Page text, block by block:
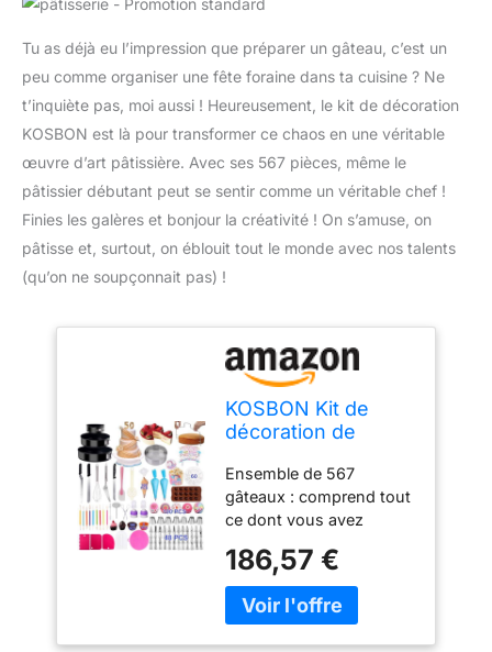
Tu as déjà eu l’impression que préparer un gâteau, c’est un
peu comme organiser une fête foraine dans ta cuisine ? Ne
t’inquiète pas, moi aussi ! Heureusement, le kit de décoration
KOSBON est là pour transformer ce chaos en une véritable
œuvre d’art pâtissière. Avec ses 567 pièces, même le
pâtissier débutant peut se sentir comme un véritable chef !
Finies les galères et bonjour la créativité ! On s’amuse, on
pâtisse et, surtout, on éblouit tout le monde avec nos talents
(qu’on ne soupçonnait pas) !
KOSBON Kit de
décoration de
avec 3 moules à
charnière,
fournitures de
décoration de
gâteaux, plateau
tournant, outils de
décoration,
fournitures de
Ensemble de 567
gâteaux : comprend tout
ce dont vous avez
à faire des gâteaux
comme un pro Lot de 3
moules à gâteau
186,57 €